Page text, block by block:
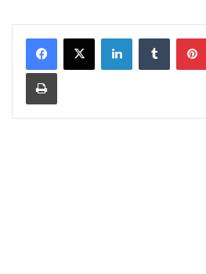
LinkedInTumblr
Print